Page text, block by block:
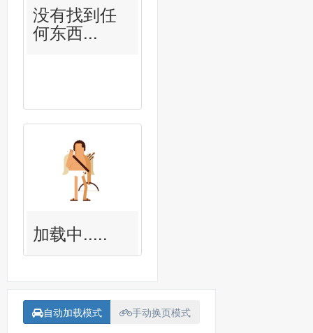
没有找到任
何东西...
加载中.....
自动加载模式 手动换页模式